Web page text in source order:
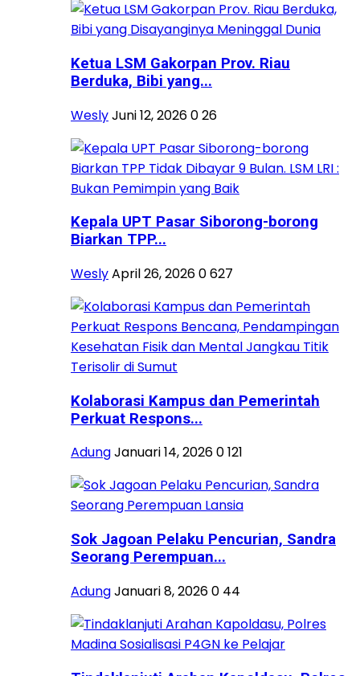
Ketua LSM Gakorpan Prov. Riau
Berduka, Bibi yang...
WeslyJuni 12, 2026026
Kepala UPT Pasar Siborong-borong
Biarkan TPP...
WeslyApril 26, 20260627
Kolaborasi Kampus dan Pemerintah
Perkuat Respons...
AdungJanuari 14, 20260121
Sok Jagoan Pelaku Pencurian, Sandra
Seorang Perempuan...
AdungJanuari 8, 20260 44